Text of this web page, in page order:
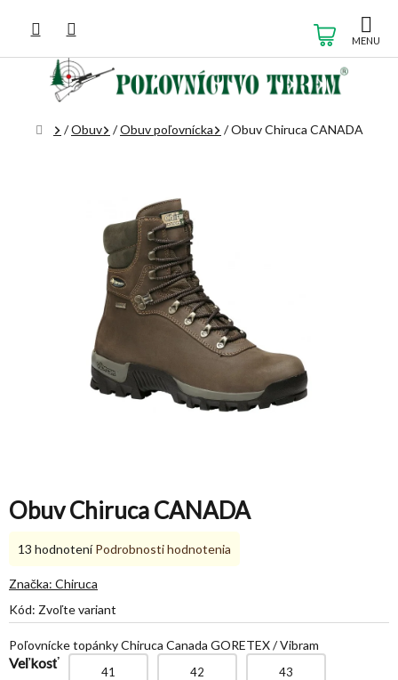
obsah
KOŠÍK
Domov
/Obuv /Obuv poľovnícka /Obuv Chiruca CANADA
Obuv Chiruca CANADA
Kód: Zvoľte variant
Veľkosť
41 42 43
Poľovnícke topánky Chiruca Canada GORETEX / Vibram
Priemerné
produktu
5,0
5
hviezdičiek.
13 hodnotení Podrobnosti hodnotenia
Značka: Chiruca